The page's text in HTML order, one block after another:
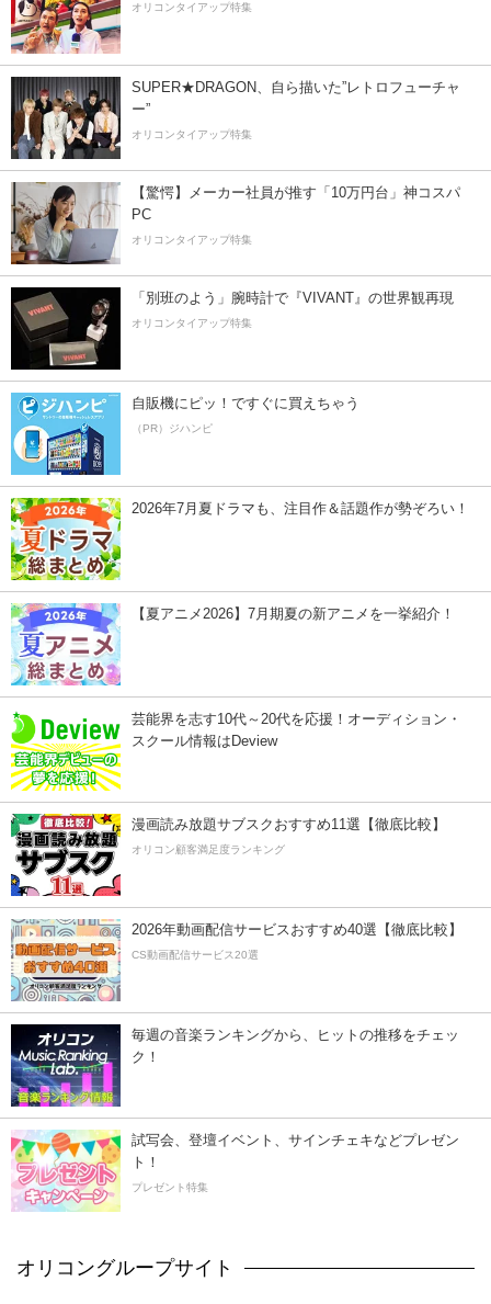
オリコンタイアップ特集
SUPER★DRAGON、自ら描いた”レトロフューチャ
ー”
オリコンタイアップ特集
【驚愕】メーカー社員が推す「10万円台」神コスパ
PC
オリコンタイアップ特集
「別班のよう」腕時計で『VIVANT』の世界観再現
オリコンタイアップ特集
自販機にピッ！ですぐに買えちゃう
（PR）ジハンピ
2026年7月夏ドラマも、注目作＆話題作が勢ぞろい！
【夏アニメ2026】7月期夏の新アニメを一挙紹介！
芸能界を志す10代～20代を応援！オーディション・
スクール情報はDeview
漫画読み放題サブスクおすすめ11選【徹底比較】
オリコン顧客満足度ランキング
2026年動画配信サービスおすすめ40選【徹底比較】
CS動画配信サービス20選
毎週の音楽ランキングから、ヒットの推移をチェッ
ク！
試写会、登壇イベント、サインチェキなどプレゼン
ト！
プレゼント特集
オリコングループサイト